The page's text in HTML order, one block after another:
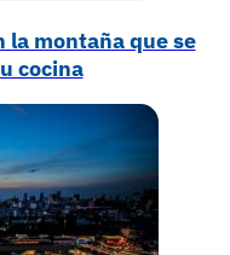
la montaña que se
cocina